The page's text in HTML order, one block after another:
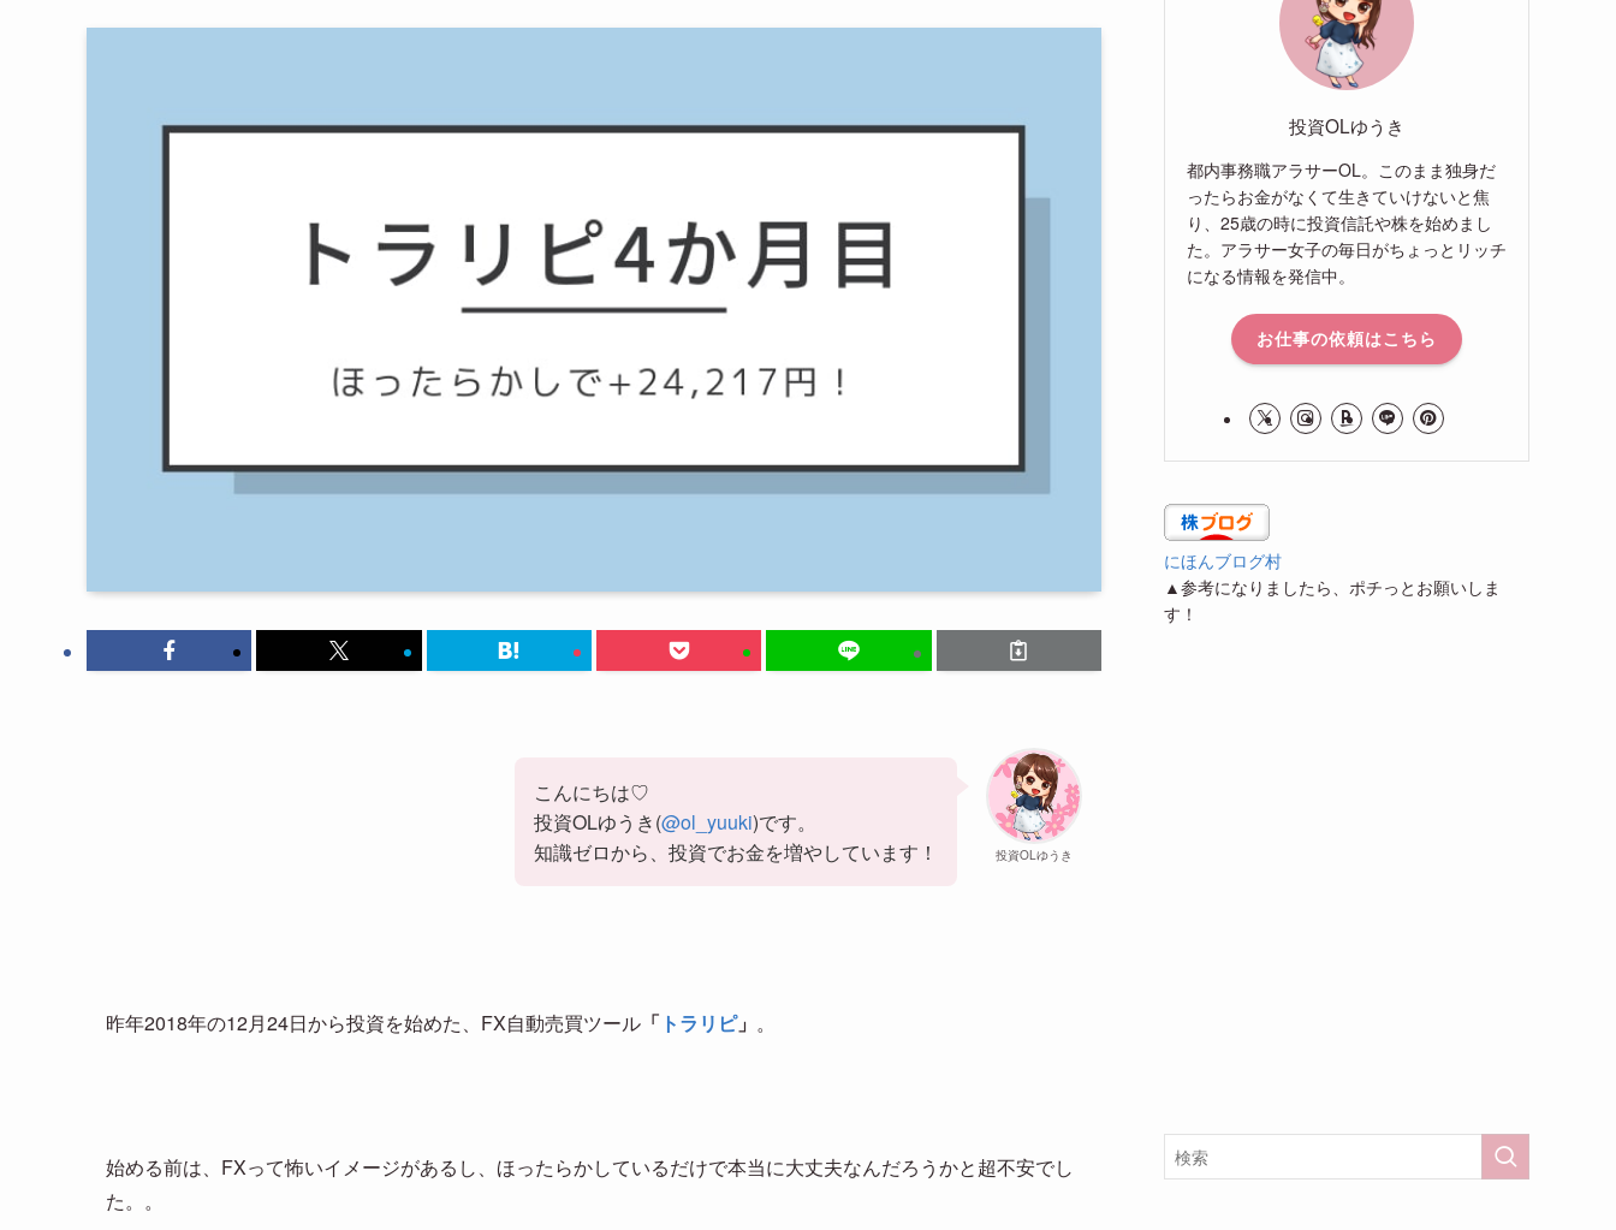
投資OLゆうき
こんにちは♡
投資OLゆうき(@ol_yuuki)です。
知識ゼロから、投資でお金を増やしています！
昨年2018年の12月24日から投資を始めた、FX自動売買ツール 「 トラリピ」 。
始める前は、FXって怖いイメージがあるし、ほったらかしているだけで本当に大丈夫なんだろうかと超不安でし
た。。
投資OLゆうき
都内事務職アラサーOL。このまま独身だ
ったらお金がなくて生きていけないと焦
り、25歳の時に投資信託や株を始めまし
た。アラサー女子の毎日がちょっとリッチ
になる情報を発信中。
お仕事の依頼はこちら
にほんブログ村
▲参考になりましたら、ポチっとお願いしま
す！